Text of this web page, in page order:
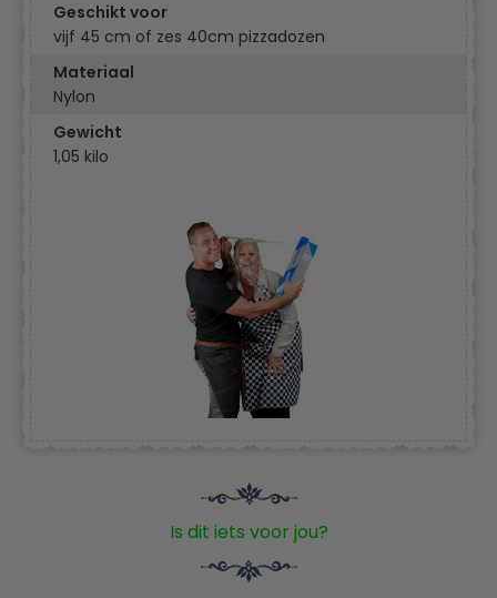
Geschikt voor
vijf 45 cm of zes 40cm pizzadozen
Materiaal
Nylon
Gewicht
1,05 kilo
Is dit iets voor jou?